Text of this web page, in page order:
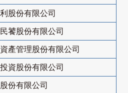
股份有限公司
饕股份有限公司
產管理股份有限公司
資股份有限公司
份有限公司